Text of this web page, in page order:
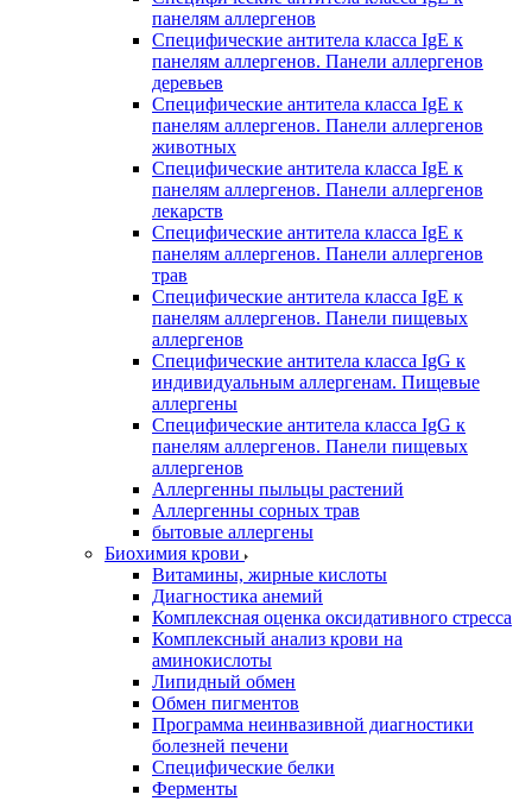
панелям аллергенов
Специфические антитела класса IgE к
панелям аллергенов. Панели аллергенов
деревьев
Специфические антитела класса IgE к
панелям аллергенов. Панели аллергенов
животных
Специфические антитела класса IgE к
панелям аллергенов. Панели аллергенов
лекарств
Специфические антитела класса IgE к
панелям аллергенов. Панели аллергенов
трав
Специфические антитела класса IgE к
панелям аллергенов. Панели пищевых
аллергенов
Специфические антитела класса IgG к
индивидуальным аллергенам. Пищевые
аллергены
Специфические антитела класса IgG к
панелям аллергенов. Панели пищевых
аллергенов
Аллергенны пыльцы растений
Аллергенны сорных трав
бытовые аллергены
Биохимия крови
Витамины, жирные кислоты
Диагностика анемий
Комплексная оценка оксидативного стресса
Комплексный анализ крови на
аминокислоты
Липидный обмен
Обмен пигментов
Программа неинвазивной диагностики
болезней печени
Специфические белки
Ферменты